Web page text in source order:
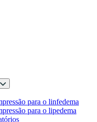
para o linfedema
para o lipedema